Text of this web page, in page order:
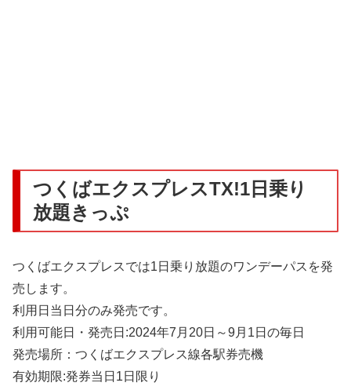
つくばエクスプレスTX!1日乗り
放題きっぷ
つくばエクスプレスでは1日乗り放題のワンデーパスを発
売します。
利用日当日分のみ発売です。
利用可能日・発売日:2024年7月20日～9月1日の毎日
発売場所：つくばエクスプレス線各駅券売機
有効期限:発券当日1日限り